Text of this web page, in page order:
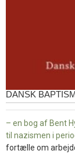
DANSK
– en bog af Bent
til nazismen i
fortælle om